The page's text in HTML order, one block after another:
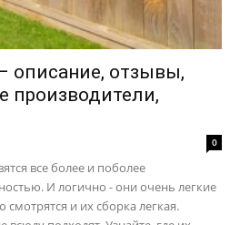
описание, отзывы,
производители,
0
все более и поболее
И логично - они очень легкие
и их сборка легкая.